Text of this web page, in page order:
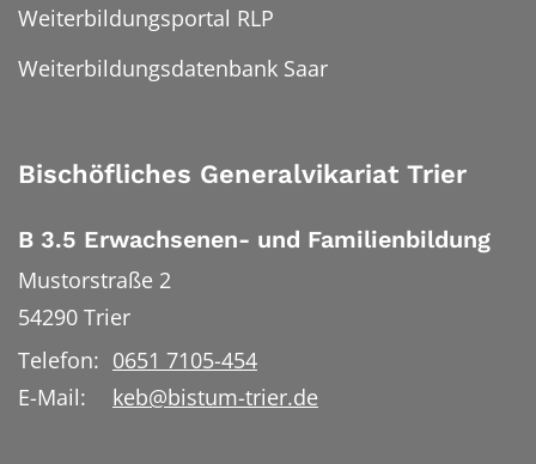
Weiterbildungsportal RLP
Weiterbildungsdatenbank Saar
Bischöfliches Generalvikariat Trier
B 3.5 Erwachsenen- und Familienbildung
Mustorstraße 2
54290 Trier
Telefon: 0651 7105-454
E-Mail:
keb@bistum-trier.de